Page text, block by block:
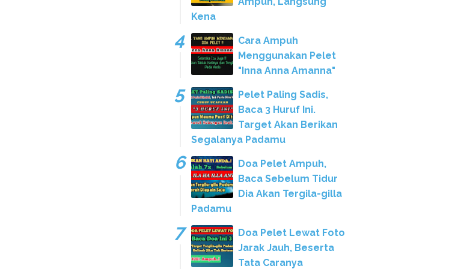
Kena
Cara Ampuh
Menggunakan Pelet
"Inna Anna Amanna"
Pelet Paling Sadis,
Baca 3 Huruf Ini.
Target Akan Berikan
Segalanya Padamu
Doa Pelet Ampuh,
Baca Sebelum Tidur
Dia Akan Tergila-gilla
Padamu
Doa Pelet Lewat Foto
Jarak Jauh, Beserta
Tata Caranya